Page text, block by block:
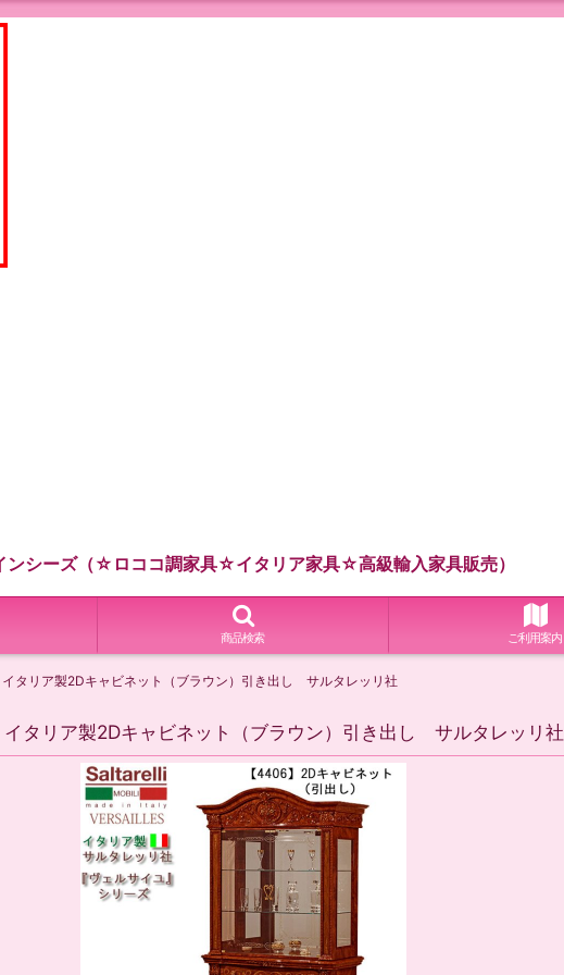
ンシーズ（☆ロココ調家具☆イタリア家具☆高級輸入家具販売）
商品検索 ご利用案内
リア製2Dキャビネット（ブラウン）引き出し サルタレッリ社
リア製2Dキャビネット（ブラウン）引き出し サルタレッリ社